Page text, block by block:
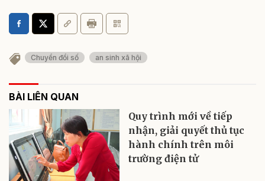
Chuyển đổi số an sinh xã hội
BÀI LIÊN QUAN
Quy trình mới về tiếp
nhận, giải quyết thủ tục
hành chính trên môi
trường điện tử